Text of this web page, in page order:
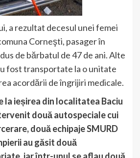
a rezultat decesul unei femei
Corneşti, pasager în
de bărbatul de 47 de ani. Alte
fost transportate la o unitate
acordării de îngrijiri medicale.
la ieșirea din localitatea Baciu
două autospeciale cui
două echipaje SMURD
au găsit două
iar într-unul se aflau două